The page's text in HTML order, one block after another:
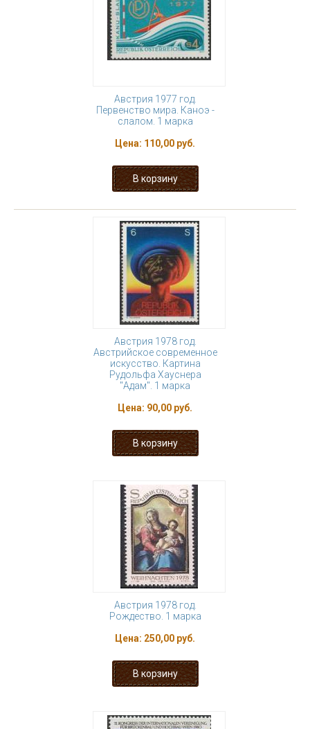
Австрия 1977 год.
Первенство мира. Каноэ -
слалом. 1 марка
Цена: 110,00 руб.
Австрия 1978 год.
Австрийское современное
искусство. Картина
Рудольфа Хауснера
"Адам". 1 марка
Цена: 90,00 руб.
Австрия 1978 год.
Рождество. 1 марка
Цена: 250,00 руб.